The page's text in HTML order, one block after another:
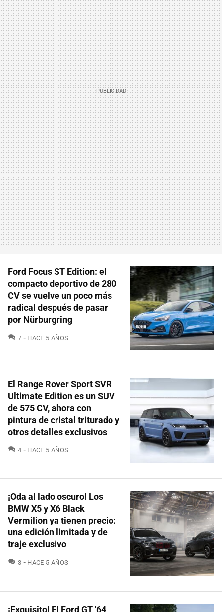
Ford Focus ST Edition: el
compacto deportivo de 280
CV se vuelve un poco más
radical después de pasar
por Nürburgring
7 COMENTARIOS
HACE 5 AÑOS
El Range Rover Sport SVR
Ultimate Edition es un SUV
de 575 CV, ahora con
pintura de cristal triturado y
otros detalles exclusivos
4 COMENTARIOS
HACE 5 AÑOS
¡Oda al lado oscuro! Los
BMW X5 y X6 Black
Vermilion ya tienen precio:
una edición limitada y de
traje exclusivo
3 COMENTARIOS
HACE 5 AÑOS
¡Exquisito! El Ford GT '64